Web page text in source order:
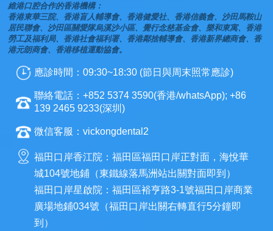
維港口腔合作的香港機構：
香港東華三院、香港盲人輔導會、香港健愛社、香港信義會、沙田馬鞍山
居民聯會、沙田區關愛隊烏溪沙小區、覺行念慈基金會、樂和東寓、香港
勞工及福利局、香港社會福利署、香港鄰捨輔導會、香港新界總商會、香
港元朗商會、香港移植運動協會。
應診時間：09:30~18:30 (節日與周末照常應診)
聯絡電話：+852 5374 3590(香港/whatsApp); +86
139 2465 9233(深圳)
微信客服：vickongdental2
福田口岸香江院：福田區福田口岸正對面，海悅華
城104號地鋪（東鐵線落馬洲站出關對面即到）
福田口岸星啟院：福田區裕亨路3-1號福田口岸商業
廣場地鋪034號（福田口岸出關右轉直行5分鐘即
到）